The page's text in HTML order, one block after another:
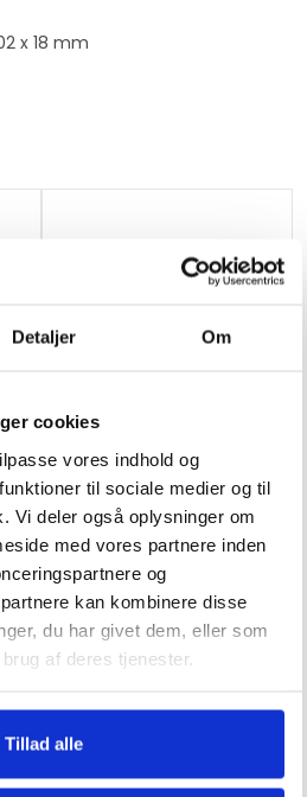
Detaljer Om
cookies
vores indhold og
til sociale medier og til
Vi deler også oplysninger om
med vores partnere inden
og
kan kombinere disse
du har givet dem, eller som
af deres tjenester.
Tillad alle
x 18 mm
Gasalarm Nexa MTG-3000H
230V-12V
289kr.